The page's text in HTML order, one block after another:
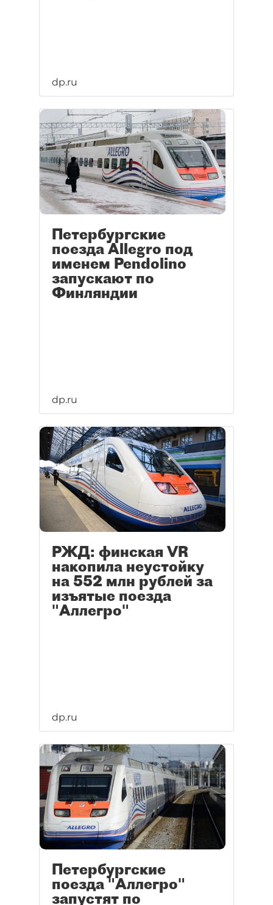
dp.ru
Петербургские
поезда Allegro под
именем Pendolino
запускают по
Финляндии
dp.ru
РЖД: финская VR
накопила неустойку
на 552 млн рублей за
изъятые поезда
"Аллегро"
dp.ru
Петербургские
поезда "Аллегро"
запустят по